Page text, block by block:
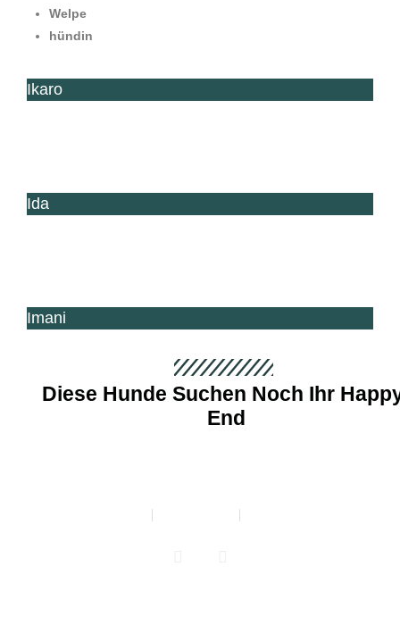
Diese Hunde Suchen Noch Ihr
End
Welpe
hündin
Ikaro
Ida
Imani